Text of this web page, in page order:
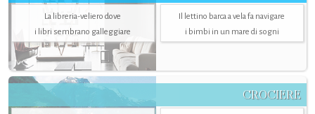
La libreria-veliero dove
i libri sembrano galleggiare
Il lettino barca a vela fa navigare
i bimbi in un mare di sogni
CROCIERE